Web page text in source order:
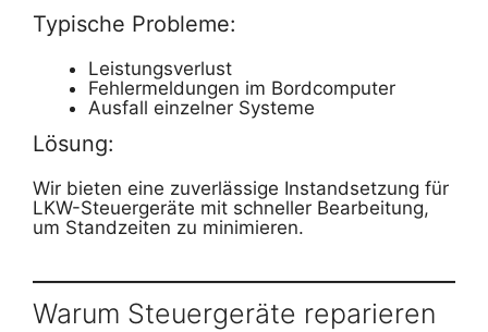
Typische Probleme:
Leistungsverlust
Fehlermeldungen im Bordcomputer
Ausfall einzelner Systeme
Lösung:
Wir bieten eine zuverlässige Instandsetzung für
LKW-Steuergeräte mit schneller Bearbeitung,
um Standzeiten zu minimieren.
Warum Steuergeräte reparieren